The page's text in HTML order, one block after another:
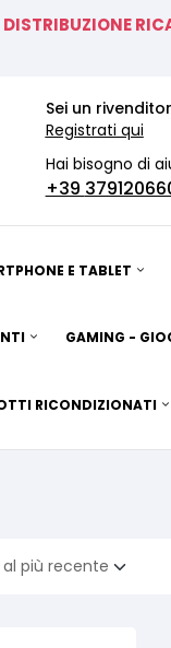
Sei un
Registrati qui
Hai bisogno di
+39
E TABLET
GAMING -
RICONDIZIONATI